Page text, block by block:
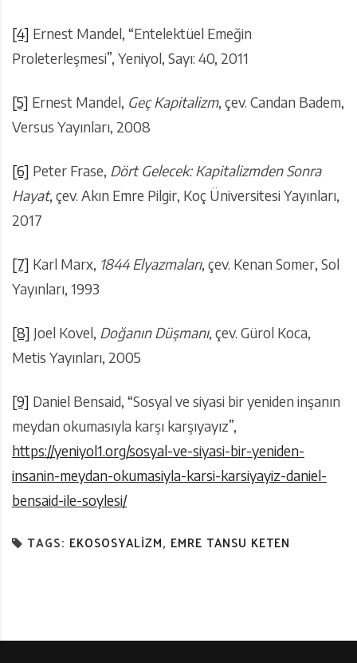
[4] Ernest Mandel, “Entelektüel Emeğin
Proleterleşmesi”, Yeniyol, Sayı: 40, 2011
[5] Ernest Mandel, Geç Kapitalizm, çev. Candan Badem,
Versus Yayınları, 2008
[6] Peter Frase, Dört Gelecek: Kapitalizmden Sonra
Hayat, çev. Akın Emre Pilgir, Koç Üniversitesi Yayınları,
2017
[7] Karl Marx, 1844 Elyazmaları, çev. Kenan Somer, Sol
Yayınları, 1993
[8] Joel Kovel, Doğanın Düşmanı, çev. Gürol Koca,
Metis Yayınları, 2005
[9] Daniel Bensaid, “Sosyal ve siyasi bir yeniden inşanın
meydan okumasıyla karşı karşıyayız”,
https://yeniyol1.org/sosyal-ve-siyasi-bir-yeniden-
insanin-meydan-okumasiyla-karsi-karsiyayiz-daniel-
bensaid-ile-soylesi/
TAGS: EKOSOSYALIZM, EMRE TANSU KETEN